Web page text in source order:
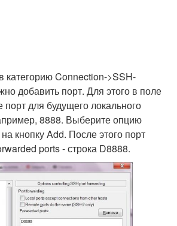
категорию Connection->SSH-
добавить порт. Для этого в поле
для будущего локального
8888. Выберите опцию
кнопку Add. После этого порт
ports - строка D8888.